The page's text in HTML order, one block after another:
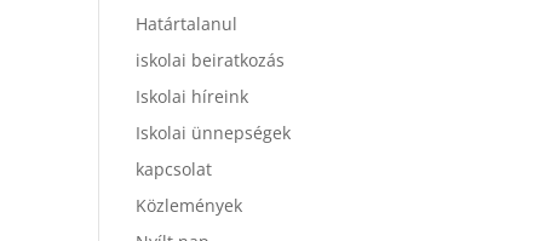
Határtalanul
iskolai beiratkozás
Iskolai híreink
Iskolai ünnepségek
kapcsolat
Közlemények